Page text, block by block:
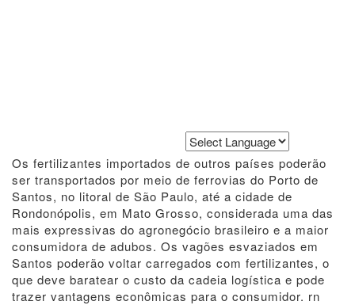
Powered by Translate
Os fertilizantes importados de outros países poderão
ser transportados por meio de ferrovias do Porto de
Santos, no litoral de São Paulo, até a cidade de
Rondonópolis, em Mato Grosso, considerada uma das
mais expressivas do agronegócio brasileiro e a maior
consumidora de adubos. Os vagões esvaziados em
Santos poderão voltar carregados com fertilizantes, o
que deve baratear o custo da cadeia logística e pode
trazer vantagens econômicas para o consumidor. rn